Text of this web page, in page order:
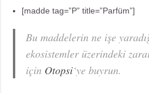
[madde tag=”P” title=”Parfüm”]
Bu maddelerin ne işe
ekosistemler üzerindeki
için Otopsi‘ye buyrun.